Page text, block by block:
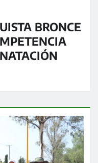
BRONCE